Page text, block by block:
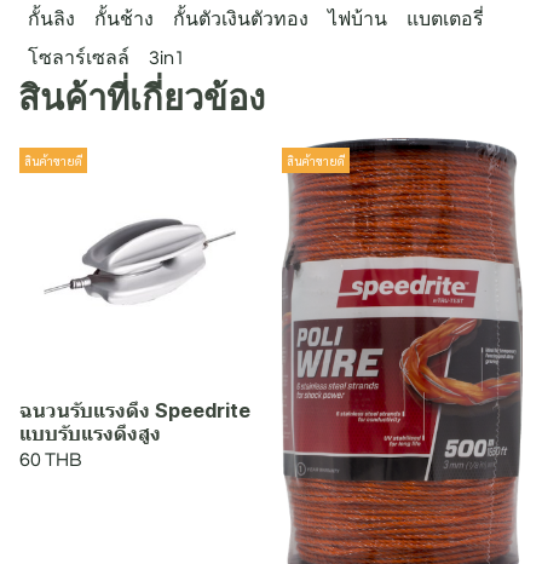
กั้นลิง
กั้นช้าง กั้นตัวเงินตัวทอง ไฟบ้าน
แบตเตอรี่
โซลาร์เซลล์
3in1
สินค้าที่เกี่ยวข้อง
สินค้าขายดี
ฉนวนรับแรงดึง Speedrite
แบบรับแรงดึงสูง
60 THB
สินค้าขายดี